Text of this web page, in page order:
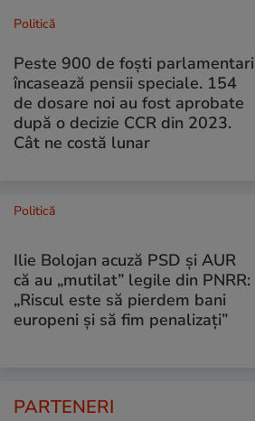
Politică
Peste 900 de foști parlamentari
încasează pensii speciale. 154
de dosare noi au fost aprobate
după o decizie CCR din 2023.
Cât ne costă lunar
Politică
Ilie Bolojan acuză PSD și AUR
că au „mutilat” legile din PNRR:
„Riscul este să pierdem bani
europeni și să fim penalizați”
PARTENERI